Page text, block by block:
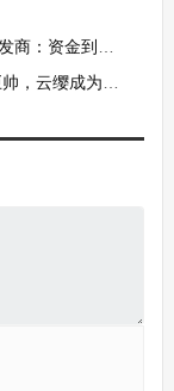
后，两个月交房
为世冠宣传者